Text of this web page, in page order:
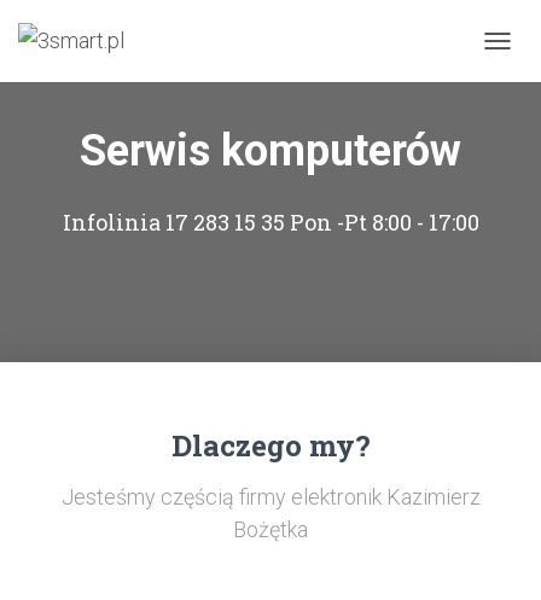
Serwis komputerów
Infolinia 17 283 15 35 Pon -Pt 8:00 - 17:00
Dlaczego my?
Jesteśmy częścią firmy elektronik Kazimierz
Bożętka